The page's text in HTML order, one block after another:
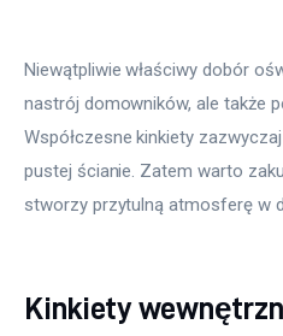
Salon
Sypialnia
Niewątpliwie właściwy dobór
nastrój domowników, ale także
Współczesne kinkiety
pustej ścianie. Zatem warto
stworzy przytulną atmosferę w
Kinkiety